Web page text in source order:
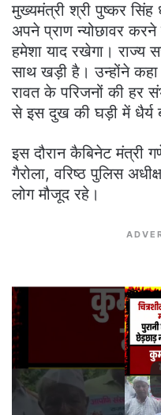
मुख्यमंत्री श्री पुष्कर सिंह
अपने प्राण न्योछावर
हमेशा याद रखेगा। राज्य
साथ खड़ी है। उन्होंने कहा
रावत के परिजनों की हर
से इस दुख की घड़ी में धैर्य
इस दौरान कैबिनेट मंत्री
गैरोला, वरिष्ठ पुलिस
लोग मौजूद रहे।